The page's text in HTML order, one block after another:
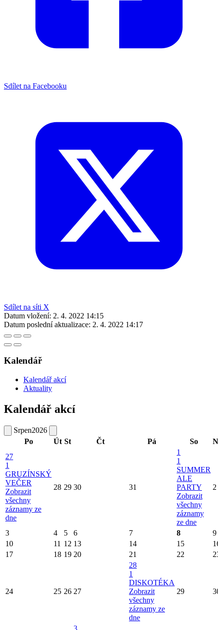
Sdílet na Facebooku
Sdílet na síti X
Datum vložení: 2. 4. 2022 14:15
Datum poslední aktualizace: 2. 4. 2022 14:17
Kalendář
Kalendář akcí
Aktuality
Kalendář akcí
Srpen2026
Po
Út St Čt Pá So
27
1
GRUZÍNSKÝ
VEČER
Zobrazit
všechny
záznamy ze
dne
28 29 30 31
1
1
SUMMER
ALE
PARTY
Zobrazit
všechny
záznamy
ze dne
2
3 4 5 6 7 8
9
10
11 12 13 14 15
17
18 19 20 21 22
24 25 26 27
28
1
DISKOTÉKA
Zobrazit
všechny
záznamy ze
dne
29
3